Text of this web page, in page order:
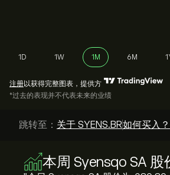
1D 1W 1M 6M
注册以获得完整图表，提供方
*过去的表现并不代表未来的业绩
跳转至： 关于 SYENS.BR如何买入
本周 Syensqo SA 股